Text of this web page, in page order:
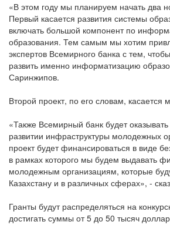
«В этом году мы планируем начать два
Первый касается развития системы
включать большой компонент по
образования. Тем самым мы хотим
экспертов Всемирного банка с тем,
развить именно информатизацию
Саринжипов.
Второй проект, по его словам, касается
«Также Всемирный банк будет
развитии инфраструктуры молодежных
проект будет финансироваться в виде
в рамках которого мы будем выдавать
молодежным организациям, которые
Казахстану и в различных сферах», -
Гранты будут распределяться на
достигать суммы от 5 до 50 тысяч